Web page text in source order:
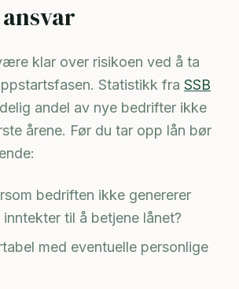
klar over risikoen ved å ta
Statistikk fra SSB
andel av nye bedrifter ikke
årene. Før du tar opp lån bør
bedriften ikke genererer
til å betjene lånet?
med eventuelle personlige